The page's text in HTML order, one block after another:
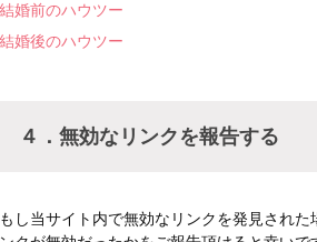
結婚前のハウツー
結婚後のハウツー
４．無効なリンクを報告する
もし当サイト内で無効なリンクを発見された